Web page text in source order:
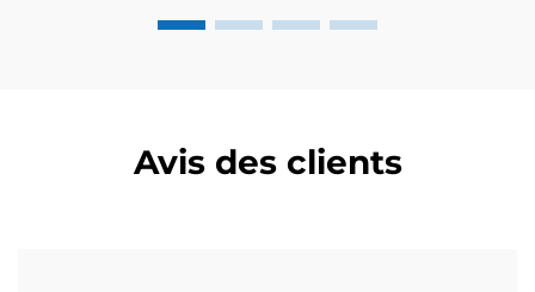
Avis des clients